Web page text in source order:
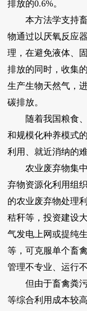
排放的0.6%。
本方法学支持畜
物通过以厌氧反应
理，在避免液体、
排放的同时，收集
生产生物天然气，
碳排放。
随着我国粮食、
和规模化种养模式
利用、就近消纳的
农业废弃物集中
弃物资源化利用组
的农业废弃物处理
秸秆等，投资建设
气发电上网或提纯
等，可克服单个畜
管理不专业、运行
但由于畜禽粪污
等综合利用成本较